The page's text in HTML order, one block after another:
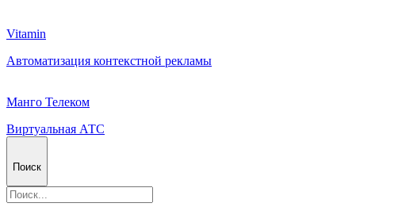
Vitamin
Автоматизация контекстной рекламы
Манго Телеком
Виртуальная АТС
Поиск